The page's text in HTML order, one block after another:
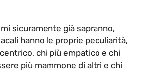
sicuramente già sapranno,
hanno le proprie peculiarità,
chi più empatico e chi
più mammone di altri e chi